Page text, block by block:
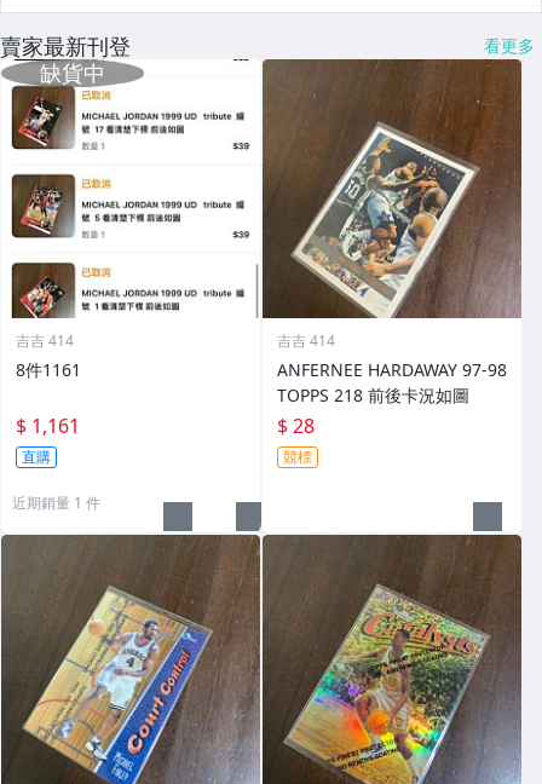
賣家最新刊登 看更多
吉吉 414
8件1161
$ 1,161
直購
近期銷量 1 件
吉吉 414
ANFERNEE HARDAWAY 97-98
TOPPS 218 前後卡況如圖
$ 28
競標